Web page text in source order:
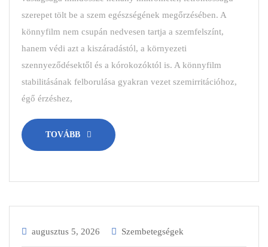
szerepet tölt be a szem egészségének megőrzésében. A
könnyfilm nem csupán nedvesen tartja a szemfelszínt,
hanem védi azt a kiszáradástól, a környezeti
szennyeződésektől és a kórokozóktól is. A könnyfilm
stabilitásának felborulása gyakran vezet szemirritációhoz,
égő érzéshez,
TOVÁBB
augusztus 5, 2026 Szembetegségek